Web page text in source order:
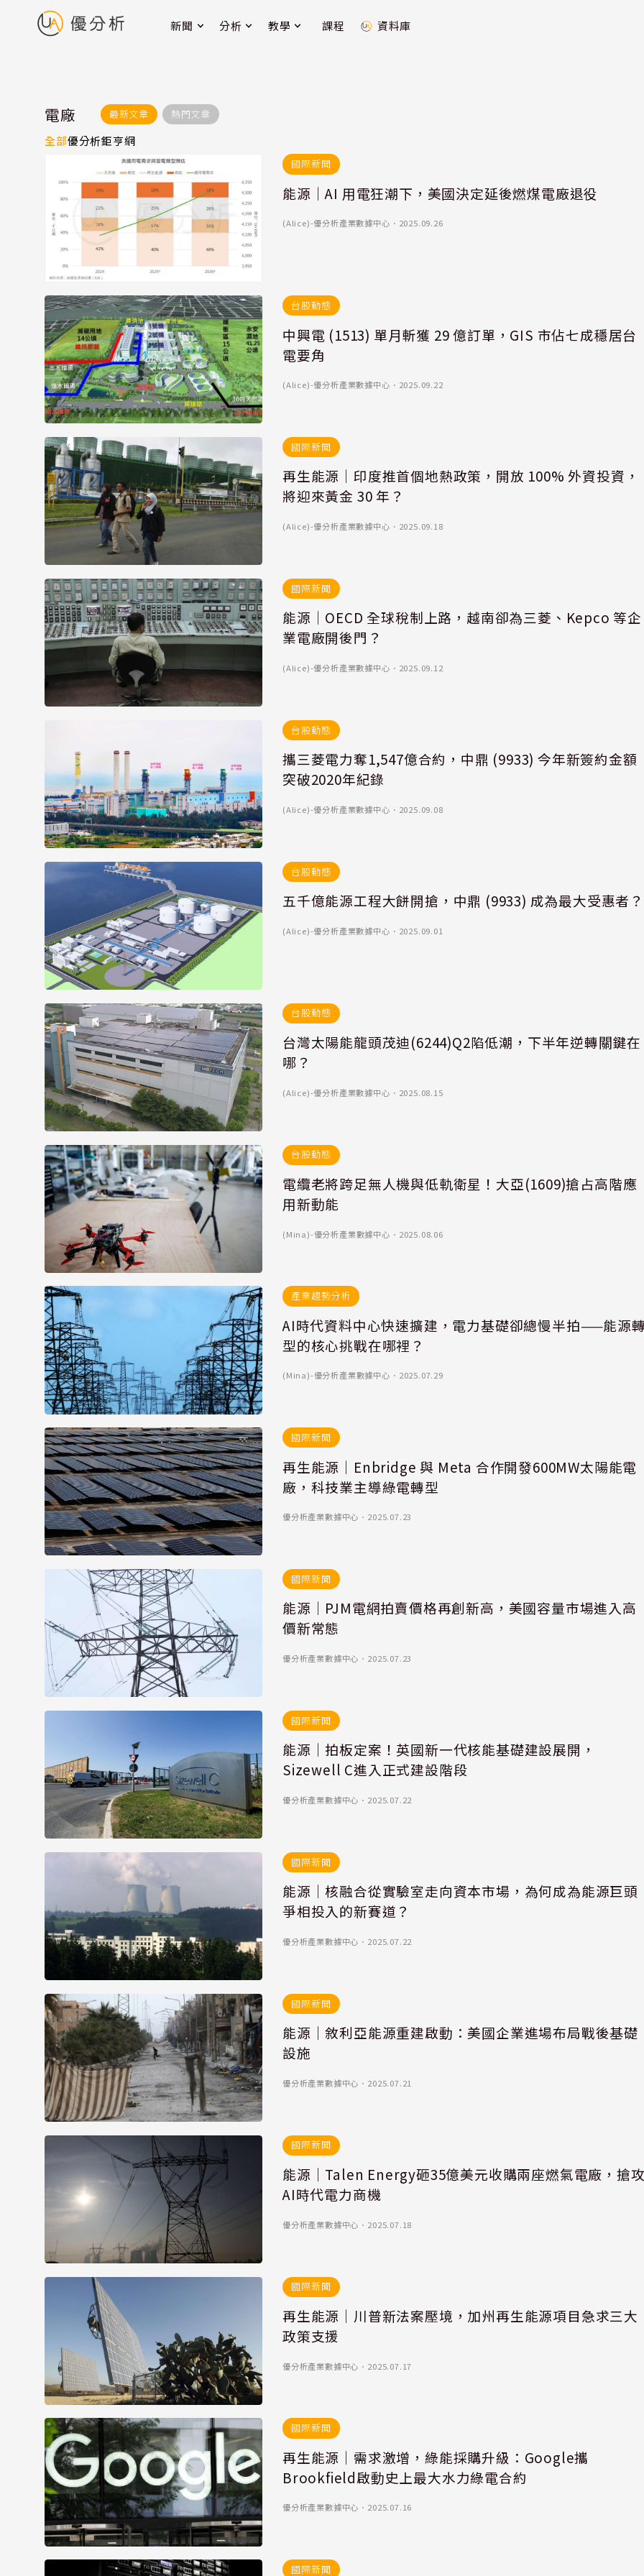
新聞 分析 教學 課程 資料庫
電廠 最新文章 熱門文章
全部優分析鉅亨網
國際新聞
能源｜AI 用電狂潮下，美國決定延後燃煤電廠退役
(Alice)-優分析產業數據中心 ． 2025.09.26
台股動態
中興電 (1513) 單月斬獲 29 億訂單，GIS 市佔七成穩居台
電要角
(Alice)-優分析產業數據中心 ． 2025.09.22
國際新聞
再生能源｜印度推首個地熱政策，開放 100% 外資投資，
將迎來黃金 30 年？
(Alice)-優分析產業數據中心 ． 2025.09.18
國際新聞
能源｜OECD 全球稅制上路，越南卻為三菱、Kepco 等企
業電廠開後門？
(Alice)-優分析產業數據中心 ． 2025.09.12
台股動態
攜三菱電力奪1,547億合約，中鼎 (9933) 今年新簽約金額
突破2020年紀錄
(Alice)-優分析產業數據中心 ． 2025.09.08
台股動態
五千億能源工程大餅開搶，中鼎 (9933) 成為最大受惠者？
(Alice)-優分析產業數據中心 ． 2025.09.01
台股動態
台灣太陽能龍頭茂迪(6244)Q2陷低潮，下半年逆轉關鍵在
哪？
(Alice)-優分析產業數據中心 ． 2025.08.15
台股動態
電纜老將跨足無人機與低軌衛星！大亞(1609)搶占高階應
用新動能
(Mina)-優分析產業數據中心 ． 2025.08.06
產業趨勢分析
AI時代資料中心快速擴建，電力基礎卻總慢半拍——能源
型的核心挑戰在哪裡？
(Mina)-優分析產業數據中心 ． 2025.07.29
國際新聞
再生能源｜Enbridge 與 Meta 合作開發600MW太陽能電
廠，科技業主導綠電轉型
優分析產業數據中心 ． 2025.07.23
國際新聞
能源｜PJM電網拍賣價格再創新高，美國容量市場進入高
價新常態
優分析產業數據中心 ． 2025.07.23
國際新聞
能源｜拍板定案！英國新一代核能基礎建設展開，
Sizewell C進入正式建設階段
優分析產業數據中心 ． 2025.07.22
國際新聞
能源｜核融合從實驗室走向資本市場，為何成為能源巨頭
爭相投入的新賽道？
優分析產業數據中心 ． 2025.07.22
國際新聞
能源｜敘利亞能源重建啟動：美國企業進場布局戰後基礎
設施
優分析產業數據中心 ． 2025.07.21
國際新聞
能源｜Talen Energy砸35億美元收購兩座燃氣電廠，搶
AI時代電力商機
優分析產業數據中心 ． 2025.07.18
國際新聞
再生能源｜川普新法案壓境，加州再生能源項目急求三大
政策支援
優分析產業數據中心 ． 2025.07.17
國際新聞
再生能源｜需求激增，綠能採購升級：Google攜
Brookfield啟動史上最大水力綠電合約
優分析產業數據中心 ． 2025.07.16
國際新聞